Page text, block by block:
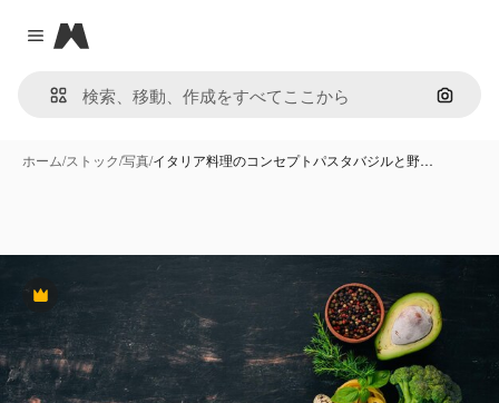
Close menu
Magnific
画像で
ホーム/ストック/写真/イタリア料理のコンセプトパスタバジルと野…
Premium